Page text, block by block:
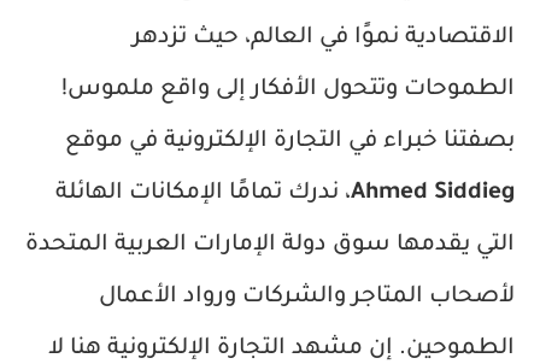
الاقتصادية نموًا في العالم، حيث تزدهر
الطموحات وتتحول الأفكار إلى واقع ملموس!
بصفتنا خبراء في التجارة الإلكترونية في موقع
Ahmed Siddieg، ندرك تمامًا الإمكانات الهائلة
التي يقدمها سوق دولة الإمارات العربية المتحدة
لأصحاب المتاجر والشركات ورواد الأعمال
الطموحين. إن مشهد التجارة الإلكترونية هنا لا